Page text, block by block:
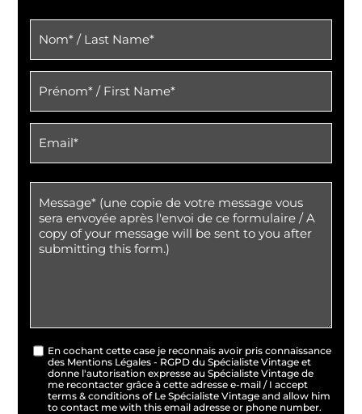
En cochant cette case je reconnais avoir pris connaissance
des Mentions Légales - RGPD du Spécialiste Vintage et
donne l'autorisation expresse au Spécialiste Vintage de
me recontacter grâce à cette adresse e-mail / I accept
terms & conditions of Le Spécialiste Vintage and allow him
to contact me with this email adresse or phone number.